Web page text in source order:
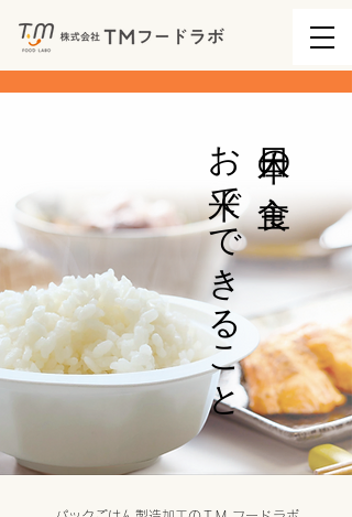
日本の主食
お米
で
で
きること